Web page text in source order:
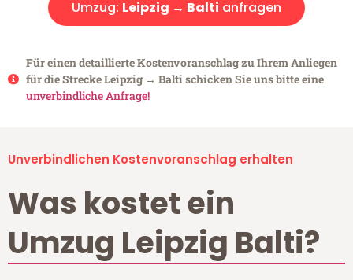
Umzug: Leipzig → Balti anfragen
Für einen detaillierte Kostenvoranschlag zu Ihrem Anliegen
für die Strecke Leipzig → Balti schicken Sie uns bitte eine
unverbindliche Anfrage!
Unverbindlichen Kostenvoranschlag erhalten
Was kostet ein
Umzug Leipzig Balti?